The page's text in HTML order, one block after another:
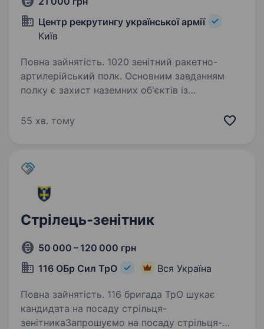
Центр рекрутингу української армії
Київ
Повна зайнятість. 1020 зенітний ракетно-
артилерійський полк. Основним завданням
полку є захист наземних об'єктів із
установок, БПЛА та мобільних вогневих груп
55 хв. тому
Стрілець-зенітник
50 000 – 120 000 грн
116 ОБр Сил ТрО
Вся Україна
Повна зайнятість. 116 бригада ТрО шукає
кандидата на посаду стрільця-
зенітникаЗапрошуємо на посаду стрільця-